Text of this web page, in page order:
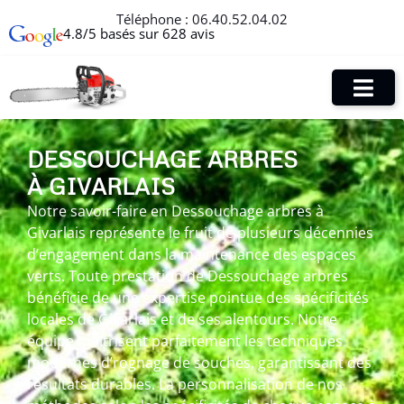
Téléphone : 06.40.52.04.02
4.8/5 basés sur 628 avis
DESSOUCHAGE ARBRES
À GIVARLAIS
Notre savoir-faire en Dessouchage arbres à
Givarlais représente le fruit de plusieurs décennies
d’engagement dans la maintenance des espaces
verts. Toute prestation de Dessouchage arbres
bénéficie de une expertise pointue des spécificités
locales de Givarlais et de ses alentours. Notre
équipe maîtrisent parfaitement les techniques
modernes d’rognage de souches, garantissant des
résultats durables. La personnalisation de nos